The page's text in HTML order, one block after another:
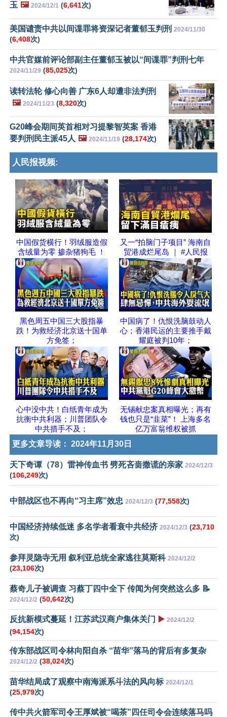
玉 🖼️ 2024/12/1 (6,641次)
美国谴责中共以间谍罪将资深记者董郁玉判刑 2024/11/30
(6,408次)
中共官媒前评论部副主任董郁玉被以“间谍罪”判刑七年
2024/11/29 (85,025次)
读转法轮 修心向善 广东6人却遭非法判刑
🖼️ 2024/11/23 (8,320次)
G20峰会期间英首相对习提黎智英案 香港
要判刑民主派45人 🖼️ 2024/11/19 (28,174次)
人民报视频:
中国假货横行！羽绒服造假
含绒量为零 掺杂猪狗毛 ！
又一“拍脑门子项目” 海南自
贸港成烂尾岛 ｜ #人民报
黑色周五中国三大股指暴
跌！为救经济北京送十国单
方免签；
中国病了！仇恨洗脑鼓动人
心；香港民运的主要推手戴
耀庭被判10年；
心中没中共！白纸青年成为
抗衡中共利器；川普团队令
中共措手不及；
无锡献忠案真相曝光；再有
钱也只是“韭菜”！ 上海多名
亿万富翁维权被抓
更多文章导读： 2024年11月30日
天下奇谭（78）雷神传血书 劈死吝啬撒谎的亲家 2024/12/3
(106,249次)
中部战区也不再向“习主席”效忠 2024/12/3 (77,558次)
中国经济持续低迷 多名学者看衰中共经济 2024/12/3 (23,710
次)
参拜灵隐寺无用 叙利亚总统全家逃往莫斯科 2024/12/2
(23,106次)
蔡奇儿子被调查 习蔡丁四中全下 传闻为何突然这么多 📝
2024/12/2 (50,642次)
反抗新模式蔓延！江苏武汉商户集体关门 ▶️ 2024/12/2
(94,154次)
传东部战区司令林向阳自杀 “苗华”落马的背后有多复杂
2024/12/2 (38,024次)
苗华结局成了观察中南海派系斗法的风向标 2024/12/1
(25,979次)
传中共火箭军司令王厚斌被“喝茶”四任司令会连续落马吗